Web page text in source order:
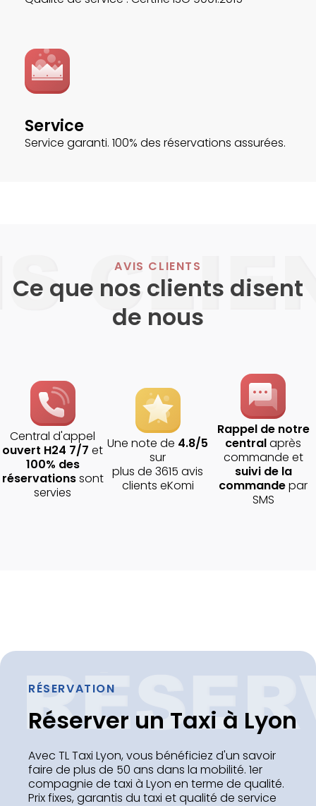
Service
Service garanti. 100% des réservations assurées.
AVIS CLIENTS
Ce que nos clients disent
de nous
Central d'appel
ouvert H24 7/7 et
100% des
réservationssont
servies
Une note de 4.8/5
sur
plus de 3615 avis
clients eKomi
Rappel de notre
centralaprès
commande et
suivi de la
commandepar
SMS
RÉSERVATION
Réserver un Taxi à Lyon
Avec TL Taxi Lyon, vous bénéficiez d'un savoir
faire de plus de 50 ans dans la mobilité. 1er
compagnie de taxi à Lyon en terme de qualité.
Prix fixes, garantis du taxi et qualité de service